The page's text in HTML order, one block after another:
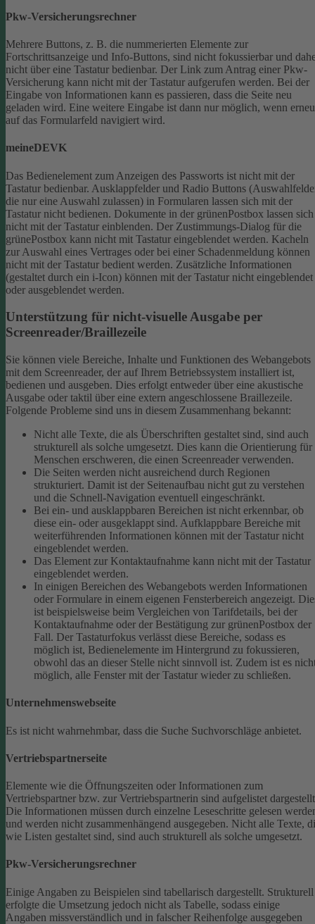
Pkw-Versicherungsrechner
Mehrere Buttons, z. B. die nummerierten Elemente zur
Fortschrittsanzeige und Info-Buttons, sind nicht fokussierbar und
nicht über eine Tastatur bedienbar. Der Link zum Antrag einer Pkw-
Versicherung kann nicht mit der Tastatur aufgerufen werden. Bei der
Eingabe von Informationen kann es passieren, dass die Seite neu
geladen wird. Eine weitere Eingabe ist dann nur möglich, wenn
auf das Formularfeld navigiert wird.
meineDEVK
Das Bedienelement zum Anzeigen des Passworts ist nicht mit der
Tastatur bedienbar. Ausklappfelder und Radio Buttons
die nur eine Auswahl zulassen) in Formularen lassen sich mit der
Tastatur nicht bedienen. Dokumente in der grünenPostbox lassen sich
nicht mit der Tastatur einblenden. Der Zustimmungs-Dialog für die
grünePostbox kann nicht mit Tastatur eingeblendet werden. Kacheln
zur Auswahl eines Vertrages oder bei einer Schadenmeldung können
nicht mit der Tastatur bedient werden. Zusätzliche Informationen
(gestaltet durch ein i-Icon) können mit der Tastatur nicht eingeblendet
oder ausgeblendet werden.
Unterstützung für nicht-visuelle Ausgabe per
Screenreader/Braillezeile
Sie können viele Bereiche, Inhalte und Funktionen des Webangebots
mit dem Screenreader, der auf Ihrem Betriebssystem installiert ist,
bedienen und ausgeben. Dies erfolgt entweder über eine akustische
Ausgabe oder taktil über eine extern angeschlossene Braillezeile.
Folgende Probleme sind uns in diesem Zusammenhang bekannt:
Nicht alle Texte, die als Überschriften gestaltet sind, sind auch
strukturell als solche umgesetzt. Dies kann die Orientierung für
Menschen erschweren, die einen Screenreader verwenden.
Die Seiten werden nicht ausreichend durch Regionen
strukturiert. Damit ist der Seitenaufbau nicht gut zu verstehen
und die Schnell-Navigation eventuell eingeschränkt.
Bei ein- und ausklappbaren Bereichen ist nicht erkennbar, ob
diese ein- oder ausgeklappt sind. Aufklappbare Bereiche mit
weiterführenden Informationen können mit der Tastatur nicht
eingeblendet werden.
Das Element zur Kontaktaufnahme kann nicht mit der Tastatur
eingeblendet werden.
In einigen Bereichen des Webangebots werden Informationen
oder Formulare in einem eigenen Fensterbereich angezeigt.
ist beispielsweise beim Vergleichen von Tarifdetails, bei der
Kontaktaufnahme oder der Bestätigung zur grünenPostbox der
Fall. Der Tastaturfokus verlässt diese Bereiche, sodass es
möglich ist, Bedienelemente im Hintergrund zu fokussieren,
obwohl das an dieser Stelle nicht sinnvoll ist. Zudem ist es
möglich, alle Fenster mit der Tastatur wieder zu schließen.
Unternehmenswebseite
Es ist nicht wahrnehmbar, dass die Suche Suchvorschläge anbietet.
Vertriebspartnerseite
Elemente wie die Öffnungszeiten oder Informationen zum
Vertriebspartner bzw. zur Vertriebspartnerin sind aufgelistet
Die Informationen müssen durch einzelne Leseschritte gelesen
und werden nicht zusammenhängend ausgegeben. Nicht alle Texte,
wie Listen gestaltet sind, sind auch strukturell als solche umgesetzt.
Pkw-Versicherungsrechner
Einige Angaben zu Beispielen sind tabellarisch dargestellt. Strukturell
erfolgte die Umsetzung jedoch nicht als Tabelle, sodass einige
Angaben missverständlich und in falscher Reihenfolge ausgegeben